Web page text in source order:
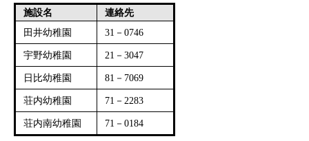
施設名
連絡先
田井幼稚園
31－0746
宇野幼稚園 21－3047
日比幼稚園 81－7069
荘内幼稚園 71－2283
荘内南幼稚園 71－0184